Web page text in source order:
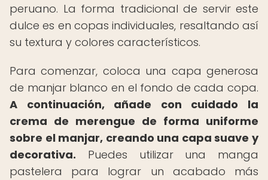
peruano. La forma tradicional de servir este
dulce es en copas individuales, resaltando así
su textura y colores característicos.
Para comenzar, coloca una capa generosa
de manjar blanco en el fondo de cada copa.
A continuación, añade con cuidado la
crema de merengue de forma uniforme
sobre el manjar, creando una capa suave y
decorativa. Puedes utilizar una manga
pastelera para lograr un acabado más